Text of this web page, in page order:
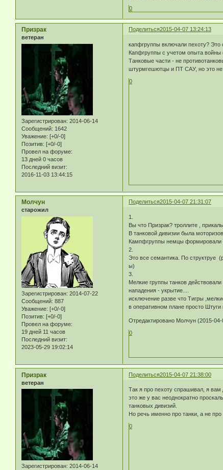
0
Поделиться2015-04-07 13:24:13
Призрак
ветеран
Зарегистрирован: 2014-06-14
Сообщений: 1642
Уважение: [+0/-0]
Позитив: [+0/-0]
Провел на форуме:
13 дней 0 часов
Последний визит:
2016-11-03 13:44:15
капфгруппы включали пехоту? Это
Капфгруппы с учетом опыта
Танковые части - не
штурмгешютцы и ПТ САУ, но это не
0
Поделиться2015-04-07 21:31:07
Молчун
старожил
Зарегистрирован: 2014-07-22
Сообщений: 887
Уважение: [+0/-0]
Позитив: [+0/-0]
Провел на форуме:
19 дней 11 часов
Последний визит:
2023-05-29 19:02:14
1.
Вы что Призрак? троллите ,
В танковой дивизии была
Кампфгруппы немцы формировали
2.
Это все семантика. По структруе
ы)
3.
Мелкие группы танков
нападения - укрытие....
исключение разве что Тигры
в оперативном плане просто
Отредактировано Молчун (2015-04-
0
Поделиться2015-04-07 21:38:00
Призрак
ветеран
Зарегистрирован: 2014-06-14
Так я про пехоту спрашивал, я
это же у вас неоднократно
танковых дивизий.
Но речь именно про танки, а не
0